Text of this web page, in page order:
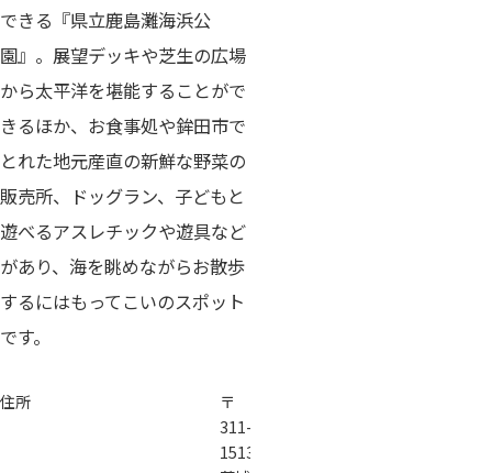
できる『県立鹿島灘海浜公
園』。展望デッキや芝生の広場
から太平洋を堪能することがで
きるほか、お食事処や鉾田市で
とれた地元産直の新鮮な野菜の
販売所、ドッグラン、子どもと
遊べるアスレチックや遊具など
があり、海を眺めながらお散歩
するにはもってこいのスポット
です。
住所
〒
311-
1513